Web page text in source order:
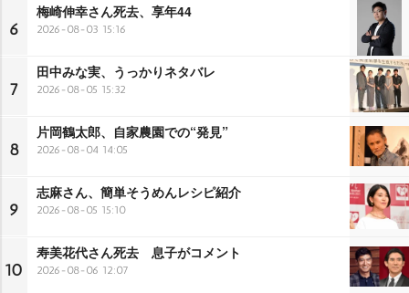
6
梅崎伸幸さん死去、享年44
2026-08-03 15:16
7
田中みな実、うっかりネタバレ
2026-08-05 15:32
8
片岡鶴太郎、自家農園での“発見”
2026-08-04 14:05
9
志麻さん、簡単そうめんレシピ紹介
2026-08-05 15:10
10
寿美花代さん死去 息子がコメント
2026-08-06 12:07